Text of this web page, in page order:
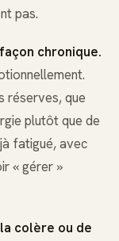
pas.
chronique.
réserves, que
plutôt que de
fatigué, avec
« gérer »
colère ou de